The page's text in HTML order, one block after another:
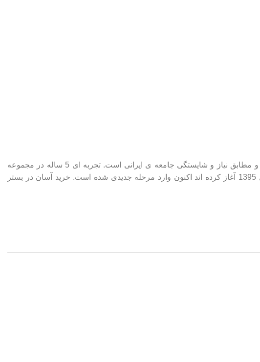
برخورداری از تجربه، دانش تخصصی و آگاهی از سلیقه مصرف کنندگان راهنمای ما در فراهم ساختن محصولاتی استاندارد و مطابق نیاز و شایستگی جامعه ی ایرانی است. تجربه ای 5 ساله در مجموعه
ماشلند و ارتباط مستقیم با مصرف کنندگان قارچ، ضامن این ویژگی ها است. مسیری را که بنیان گذاران ماشلند در سال 1395 آغاز کرده اند اکنون وارد مرحله جدیدی شده است. خرید آسان در بستر